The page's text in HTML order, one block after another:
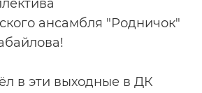
ансамбля "Родничок"
в эти выходные в ДК